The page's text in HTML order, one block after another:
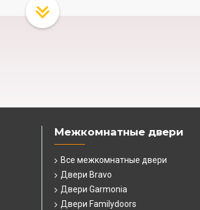
Межкомнатные двери
Все межкомнатные двери
Двери Bravo
Двери Garmonia
Двери Familydoors